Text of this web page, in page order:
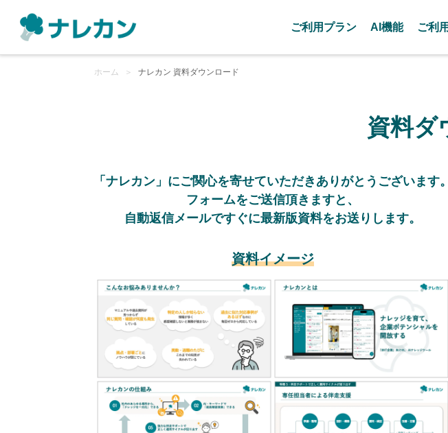
ご利用プラン AI機能 ご利
ホーム ＞ ナレカン 資料ダウンロード
資料ダ
「ナレカン」にご関心を寄せていただき ありがとうございます。
フォームをご送信頂きますと、
自動返信メールですぐに最新版資料をお送りします。
資料イメージ